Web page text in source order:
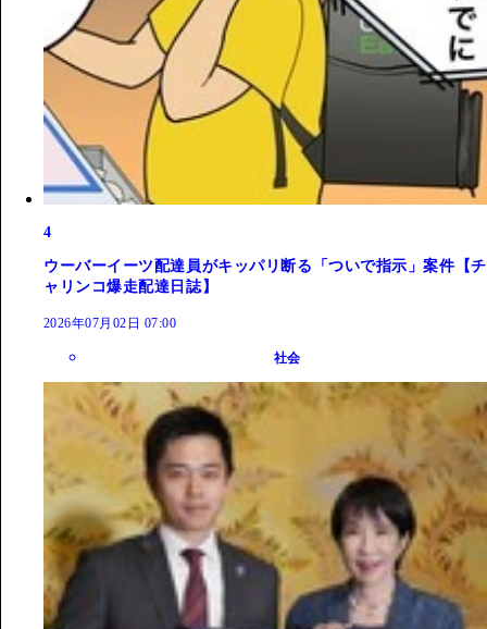
4
ウーバーイーツ配達員がキッパリ断る「ついで指示」案件【チ
ャリンコ爆走配達日誌】
2026年07月02日 07:00
社会